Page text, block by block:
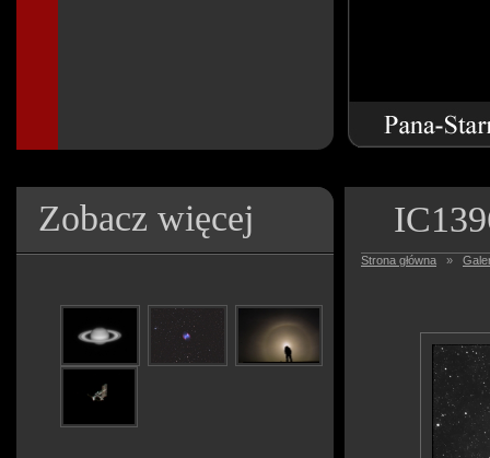
Zobacz więcej
Strona główna »